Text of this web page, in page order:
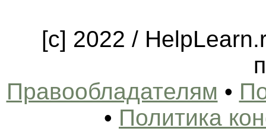
[c] 2022 /
Правообладателям •
• Политика